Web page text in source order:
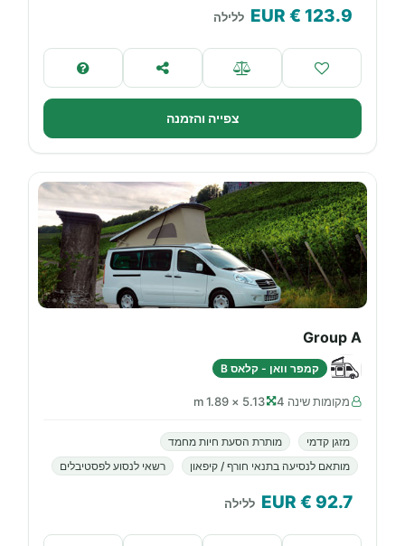
123.9
€ EUR ללילה
צפייה והזמנה
Group A
קמפר וואן - קלאס B
מקומות שינה 4 5.13 × 1.89 m
מזגן קדמי
מותרת הסעת חיות מחמד
מותאם לנסיעה בתנאי חורף / קיפאון
רשאי לנסוע לפסטיבלים
92.7
€ EUR ללילה